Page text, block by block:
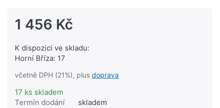
1 456 Kč
K dispozici ve skladu:
Horní Bříza: 17
včetně DPH (21%), plus doprava
17 ks skladem
Termín dodání
skladem